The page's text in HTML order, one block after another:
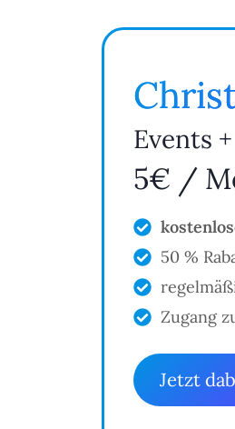
Events
5€ /
50 %
Zugang
Jetzt